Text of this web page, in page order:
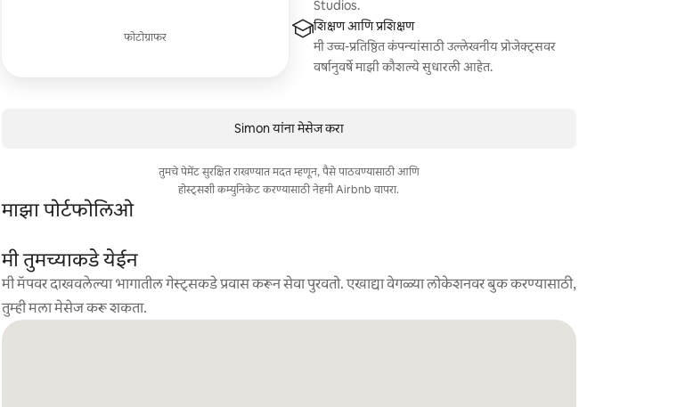
फोटोग्राफर
Studios.
शिक्षण आणि प्रशिक्षण
मी उच्च-प्रतिष्ठित कंपन्यांसाठी उल्लेखनीय प्रोजेक्ट्सवर
वर्षानुवर्षे माझी कौशल्ये सुधारली आहेत.
Simon यांना मेसेज करा
तुमचे पेमेंट सुरक्षित राखण्यात मदत म्हणून, पैसे पाठवण्यासाठी आणि
होस्ट्सशी कम्युनिकेट करण्यासाठी नेहमी Airbnb वापरा.
माझा पोर्टफोलिओ
मी तुमच्याकडे येईन
मी मॅपवर दाखवलेल्या भागातील गेस्ट्सकडे प्रवास करून सेवा पुरवतो. एखाद्या वेगळ्या लोकेशनवर बुक करण्यासाठी,
तुम्ही मला मेसेज करू शकता.